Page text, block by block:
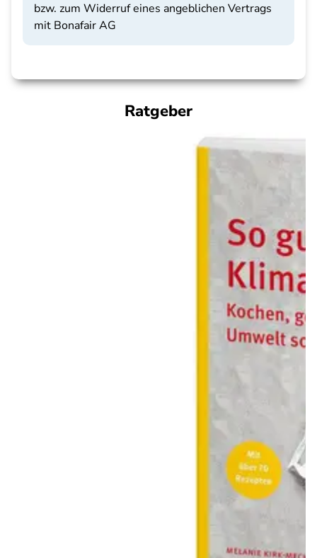
bzw. zum Widerruf eines angeblichen Vertrags
mit Bonafair AG
Ratgeber